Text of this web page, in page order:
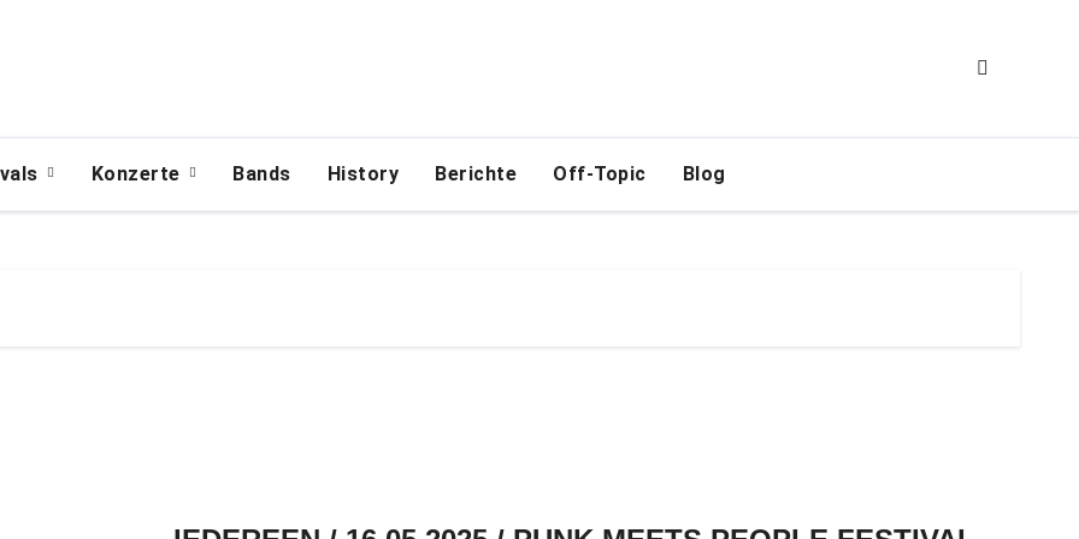
Konzerte Bands History Berichte Off-Topic Blog